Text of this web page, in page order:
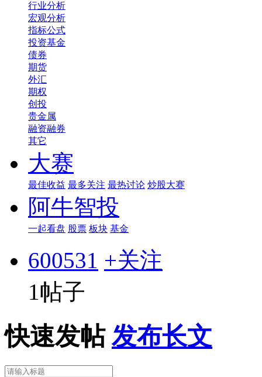
行业分析
宏观分析
指标公式
投资基金
债券
期货
外汇
期权
创投
贵金属
融资融券
其它
大赛
最佳收益 最多关注 最热讨论 炒股大赛
阿牛智投
一起看盘 股票 板块 基金
600531 +关注
1帖子
快速发帖 发布长文